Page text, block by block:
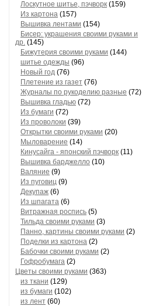
Лоскутное шитье, пэчворк (159)
Из картона (157)
Вышивка лентами (154)
Бисер: украшения своими руками и
др. (145)
Бижутерия своими руками (144)
шитье одежды (96)
Новый год (76)
Плетение из газет (76)
Журналы по рукоделию разные (72)
Вышивка гладью (72)
Из бумаги (72)
Из проволоки (39)
Открытки своими руками (20)
Мыловарение (14)
Кинусайга - японский пэчворк (11)
Вышивка барджелло (10)
Валяние (9)
Из пуговиц (9)
Декупаж (6)
Из шпагата (6)
Витражная роспись (5)
Тильда своими руками (3)
Панно, картины своими руками (2)
Поделки из картона (2)
Бабочки своими руками (2)
Гофробумага (2)
Цветы своими руками (363)
из ткани (129)
из бумаги (102)
из лент (60)